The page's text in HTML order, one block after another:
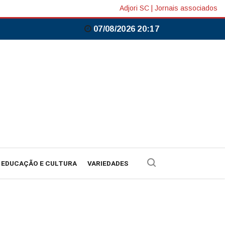
Adjori SC Jornais associados
07/08/2026 20:17
EDUCAÇÃO E CULTURA VARIEDADES